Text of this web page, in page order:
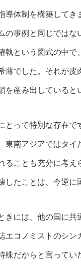
体制を構築してき
の事例と同じでは
執という図式の中で
薄でした。それが
を産み出していると
とって特別な存在で
東南アジアではタ
ることも充分に考
たことは、今逆に
きには、他の国に
エコノミストのシ
だからと言ってい